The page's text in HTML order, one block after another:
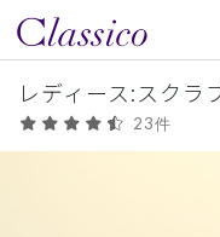
レディース:スクラ
23件